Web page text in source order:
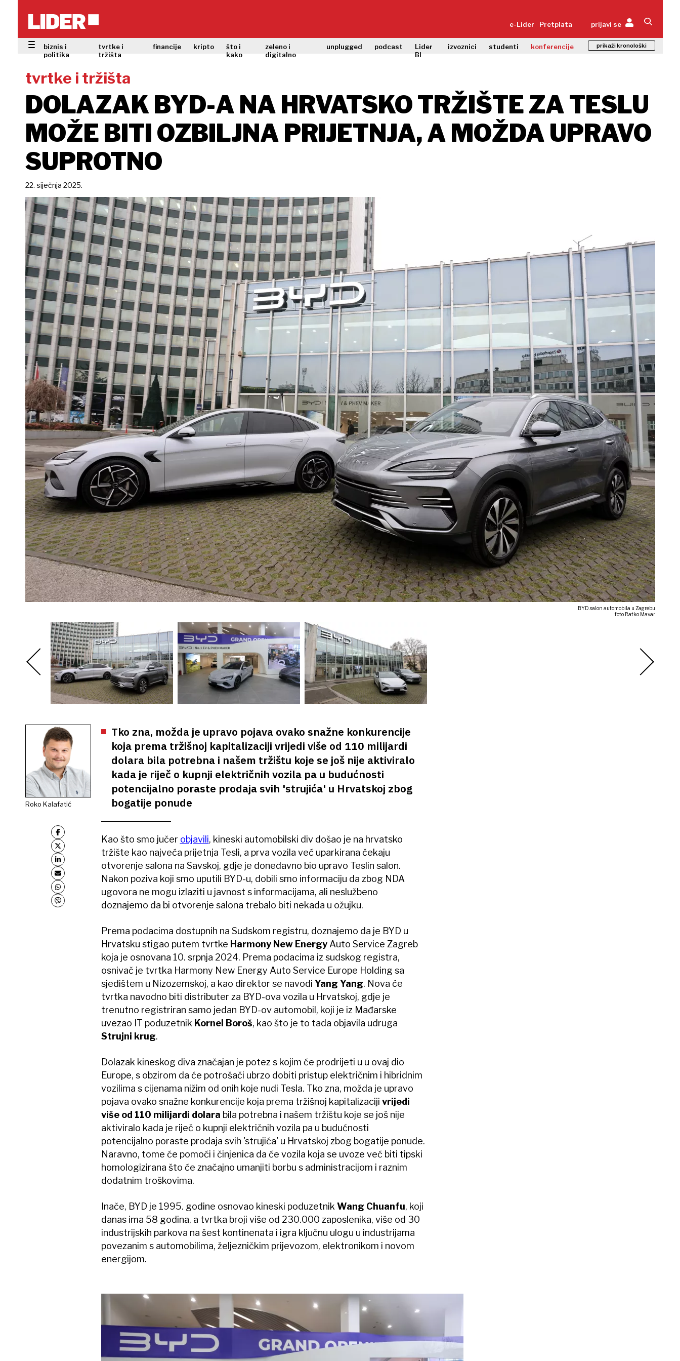
e-Lider Pretplata prijavi se
biznis i
politika
tvrtke i
tržišta
financije kripto
što i
kako
zeleno i
digitalno
unplugged podcast
Lider
BI
izvoznici studenti konferencije prikaži kronološki
tvrtke i tržišta
DOLAZAK BYD-A NA HRVATSKO TRŽIŠTE ZA TESLU
MOŽE BITI OZBILJNA PRIJETNJA, A MOŽDA UPRAVO
SUPROTNO
22. siječnja 2025.
BYD salon automobila u Zagrebu
foto Ratko Mavar
Roko Kalafatić
Tko zna, možda je upravo pojava ovako snažne konkurencije
koja prema tržišnoj kapitalizaciji vrijedi više od 110 milijardi
dolara bila potrebna i našem tržištu koje se još nije aktiviralo
kada je riječ o kupnji električnih vozila pa u budućnosti
potencijalno poraste prodaja svih 'strujića' u Hrvatskoj zbog
bogatije ponude
Kao što smo jučer objavili, kineski automobilski div došao je na hrvatsko
tržište kao najveća prijetnja Tesli, a prva vozila već uparkirana čekaju
otvorenje salona na Savskoj, gdje je donedavno bio upravo Teslin salon.
Nakon poziva koji smo uputili BYD-u, dobili smo informaciju da zbog NDA
ugovora ne mogu izlaziti u javnost s informacijama, ali neslužbeno
doznajemo da bi otvorenje salona trebalo biti nekada u ožujku.
Prema podacima dostupnih na Sudskom registru, doznajemo da je BYD u
Hrvatsku stigao putem tvrtke Harmony New EnergyAuto Service Zagreb
koja je osnovana 10. srpnja 2024. Prema podacima iz sudskog registra,
osnivač je tvrtka Harmony New Energy Auto Service Europe Holding sa
sjedištem u Nizozemskoj, a kao direktor se navodi Yang Yang. Nova će
tvrtka navodno biti distributer za BYD-ova vozila u Hrvatskoj, gdje je
trenutno registriran samo jedan BYD-ov automobil, koji je iz Mađarske
uvezao IT poduzetnik Kornel Boroš, kao što je to tada objavila udruga
Strujni krug.
Dolazak kineskog diva značajan je potez s kojim će prodrijeti u u ovaj dio
Europe, s obzirom da će potrošači ubrzo dobiti pristup električnim i hibridnim
vozilima s cijenama nižim od onih koje nudi Tesla. Tko zna, možda je upravo
pojava ovako snažne konkurencije koja prema tržišnoj kapitalizaciji vrijedi
više od 110 milijardi dolara bila potrebna i našem tržištu koje se još nije
aktiviralo kada je riječ o kupnji električnih vozila pa u budućnosti
potencijalno poraste prodaja svih 'strujića' u Hrvatskoj zbog bogatije ponude.
Naravno, tome će pomoći i činjenica da će vozila koja se uvoze već biti tipski
homologizirana što će značajno umanjiti borbu s administracijom i raznim
dodatnim troškovima.
Inače, BYD je 1995. godine osnovao kineski poduzetnikWang Chuanfu, koji
danas ima 58 godina, a tvrtka broji više od 230.000 zaposlenika, više od 30
industrijskih parkova na šest kontinenata i igra ključnu ulogu u industrijama
povezanim s automobilima, željezničkim prijevozom, elektronikom i novom
energijom.